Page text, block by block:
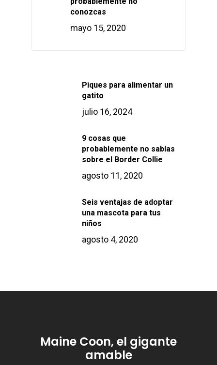
conozcas
mayo 15, 2020
Piques para alimentar un
gatito
julio 16, 2024
9 cosas que
probablemente no sabías
sobre el Border Collie
agosto 11, 2020
Seis ventajas de adoptar
una mascota para tus
niños
agosto 4, 2020
Maine Coon, el gigante
amable